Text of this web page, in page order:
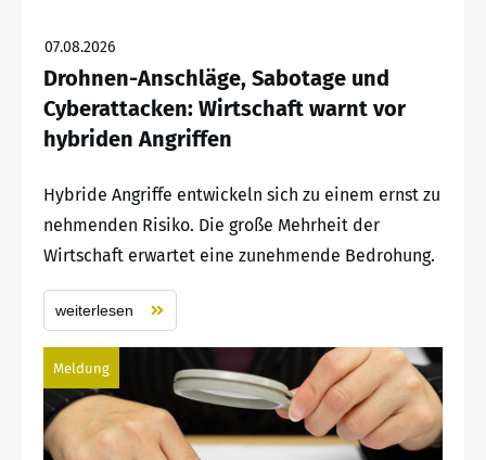
07.08.2026
Drohnen-Anschläge, Sabotage und
Cyberattacken: Wirtschaft warnt vor
hybriden Angriffen
Hybride Angriffe entwickeln sich zu einem ernst zu
nehmenden Risiko. Die große Mehrheit der
Wirtschaft erwartet eine zunehmende Bedrohung.
weiterlesen
Meldung